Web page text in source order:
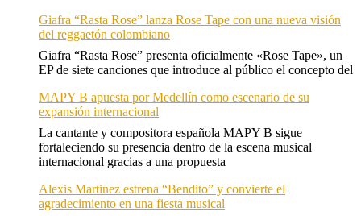
Giafra “Rasta Rose” lanza Rose Tape con una nueva visión
del reggaetón colombiano
Giafra “Rasta Rose” presenta oficialmente «Rose Tape», un
EP de siete canciones que introduce al público el concepto del
MAPY B apuesta por Medellín como escenario de su
expansión internacional
La cantante y compositora española MAPY B sigue
fortaleciendo su presencia dentro de la escena musical
internacional gracias a una propuesta
Alexis Martinez estrena “Bendito” y convierte el
agradecimiento en una fiesta musical